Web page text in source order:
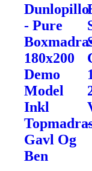
Dunlopillo
- Pure
180x200
Demo
Model
Inkl
Gavl Og
Ben